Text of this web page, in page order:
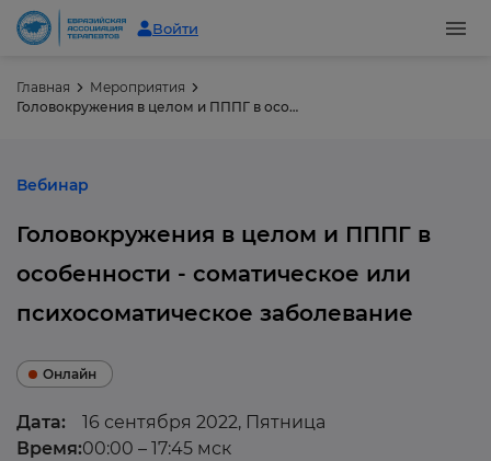
Войти
Главная
Мероприятия
Головокружения в целом и ПППГ в особенности - соматическое или психосоматическое заболевание
Вебинар
Головокружения в целом и ПППГ в
особенности - соматическое или
психосоматическое заболевание
Онлайн
Дата:
16 сентября 2022, Пятница
Время:00:00 – 17:45 мск